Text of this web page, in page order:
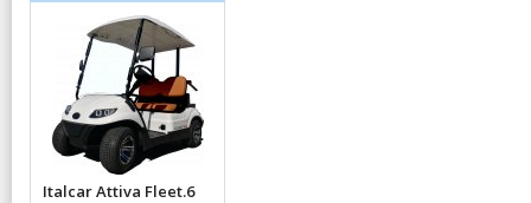
Italcar Attiva Fleet.6